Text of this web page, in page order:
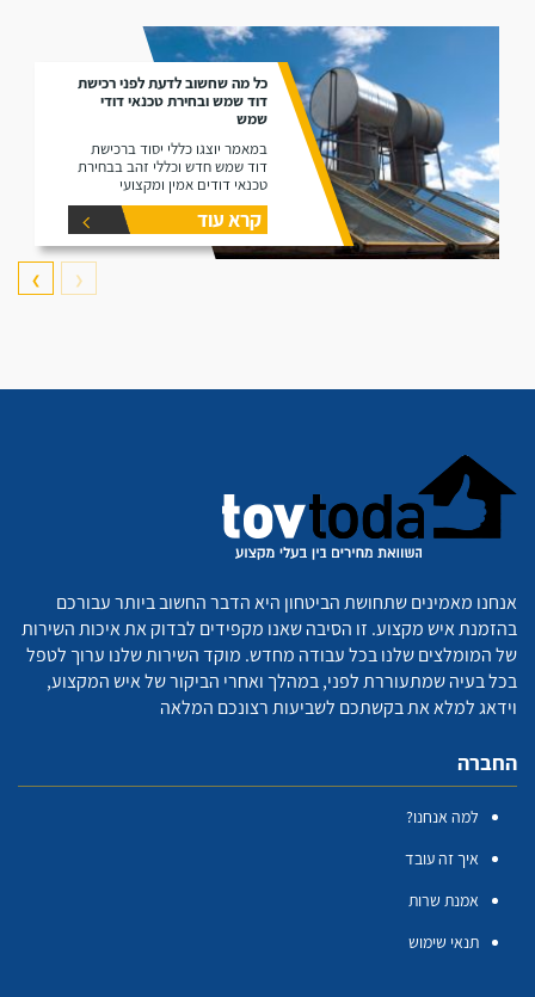
כל מה שחשוב לדעת לפני רכישת
דוד שמש ובחירת טכנאי דודי
שמש
במאמר יוצגו כללי יסוד ברכישת
דוד שמש חדש וכללי זהב בבחירת
טכנאי דודים אמין ומקצועי
קרא עוד
❮
❯
אנחנו מאמינים שתחושת הביטחון היא הדבר החשוב ביותר עבורכם
בהזמנת איש מקצוע. זו הסיבה שאנו מקפידים לבדוק את איכות השירות
של המומלצים שלנו בכל עבודה מחדש. מוקד השירות שלנו ערוך לטפל
בכל בעיה שמתעוררת לפני, במהלך ואחרי הביקור של איש המקצוע,
וידאג למלא את בקשתכם לשביעות רצונכם המלאה
החברה
למה אנחנו?
איך זה עובד
אמנת שרות
תנאי שימוש